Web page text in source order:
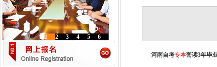
6
5
4
3
2
1
河南自考专本套读3年毕